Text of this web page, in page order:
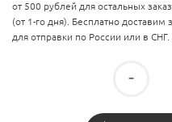
от 500 рублей для остальных
(от 1-го дня). Бесплатно
для отправки по России или в СНГ.
-